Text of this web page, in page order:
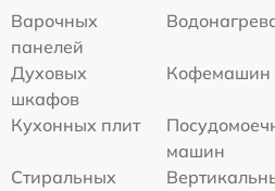
Варочных
панелей
Духовых
шкафов
Кофемашин
Кухонных плит
машин
Стиральных